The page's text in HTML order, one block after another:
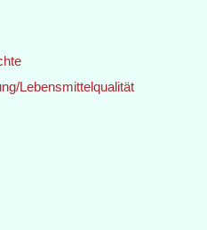
Lebensmittelqualität